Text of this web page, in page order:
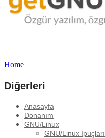
Home
Diğerleri
Anasayfa
Donanım
GNU/Linux
GNU/Linux İpuçları